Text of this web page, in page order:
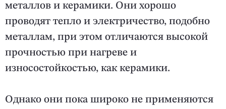
металлов и керамики. Они хорошо
проводят тепло и электричество, подобно
металлам, при этом отличаются высокой
прочностью при нагреве и
износостойкостью, как керамики.
Однако они пока широко не применяются